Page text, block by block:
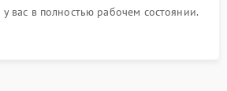
вас в полностью рабочем состоянии.